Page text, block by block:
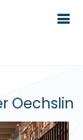
Oechslin